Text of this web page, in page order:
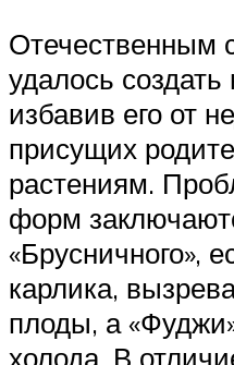
Отечественным
удалось
избавив его от
присущих
растениям.
форм
«Брусничного»,
карлика,
плоды, а
холода. В